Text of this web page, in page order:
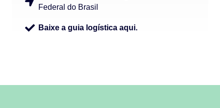
Federal do Brasil
Baixe a guia logística aqui.